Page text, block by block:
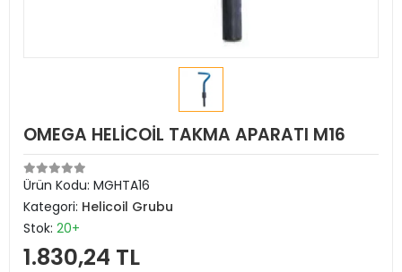
OMEGA HELİCOİL TAKMA APARATI M16
Ürün Kodu: MGHTA16
Kategori: Helicoil Grubu
Stok: 20+
1.830,24 TL